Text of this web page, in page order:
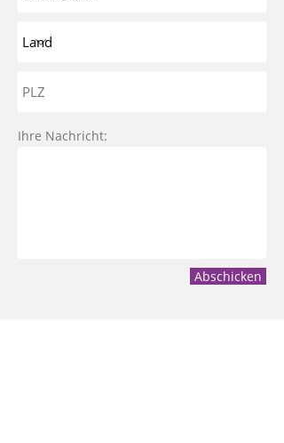
Ihre Nachricht:
Abschicken